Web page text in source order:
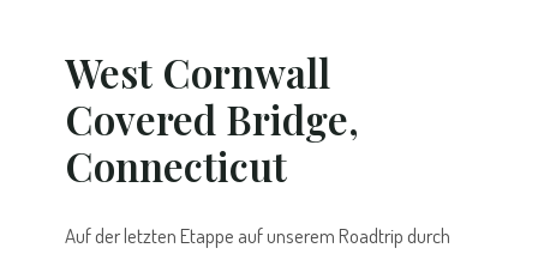
West Cornwall
Covered Bridge,
Connecticut
Auf der letzten Etappe auf unserem Roadtrip durch